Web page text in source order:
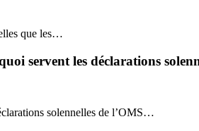
que les…
servent les déclarations
solennelles de l’OMS…